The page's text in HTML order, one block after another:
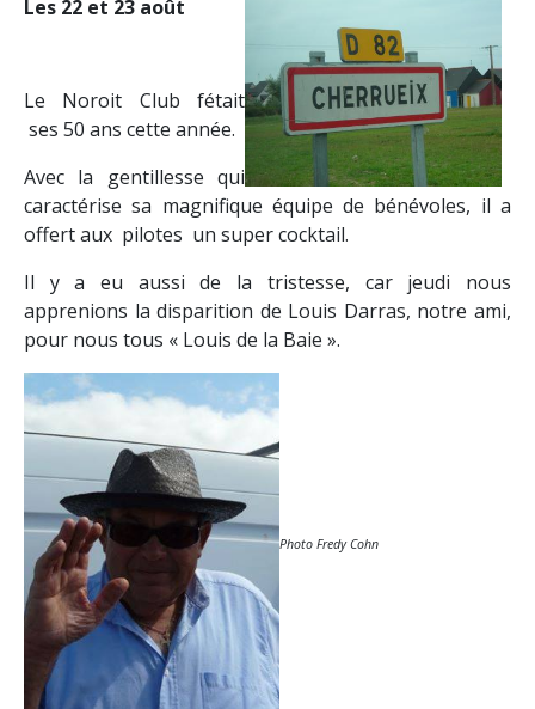
Les 22 et 23 août
Le Noroit Club fétait
ses 50 ans cette année.
Avec la gentillesse qui
caractérise sa magnifique équipe de bénévoles, il a
offert aux pilotes un super cocktail.
Il y a eu aussi de la tristesse, car jeudi nous
apprenions la disparition de Louis Darras, notre ami,
pour nous tous « Louis de la Baie ».
Photo Fredy Cohn